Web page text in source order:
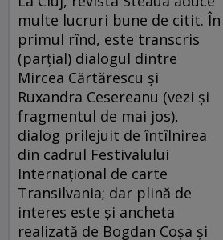
multe lucruri bune de citit. În
primul rînd, este transcris
(parţial) dialogul dintre
Mircea Cărtărescu şi
Ruxandra Cesereanu (vezi şi
fragmentul de mai jos),
dialog prilejuit de întîlnirea
din cadrul Festivalului
Internaţional de carte
Transilvania; dar plină de
interes este şi ancheta
realizată de Bogdan Coşa şi